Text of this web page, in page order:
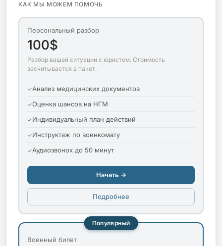
КАК МЫ МОЖЕМ ПОМОЧЬ
Персональный разбор
100$
Разбор вашей ситуации с юристом. Стоимость
засчитывается в пакет.
Анализ медицинских документов
Оценка шансов на НГМ
Индивидуальный план действий
Инструктаж по военкомату
Аудиозвонок до 50 минут
Начать →
Подробнее
Популярный
Военный билет